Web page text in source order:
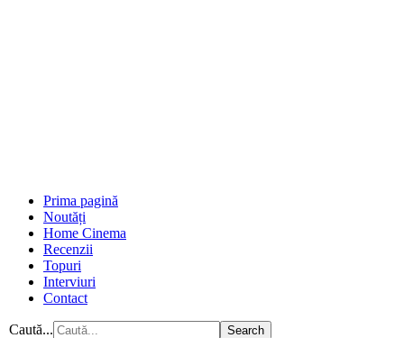
Prima pagină
Noutăți
Home Cinema
Recenzii
Topuri
Interviuri
Contact
Caută...